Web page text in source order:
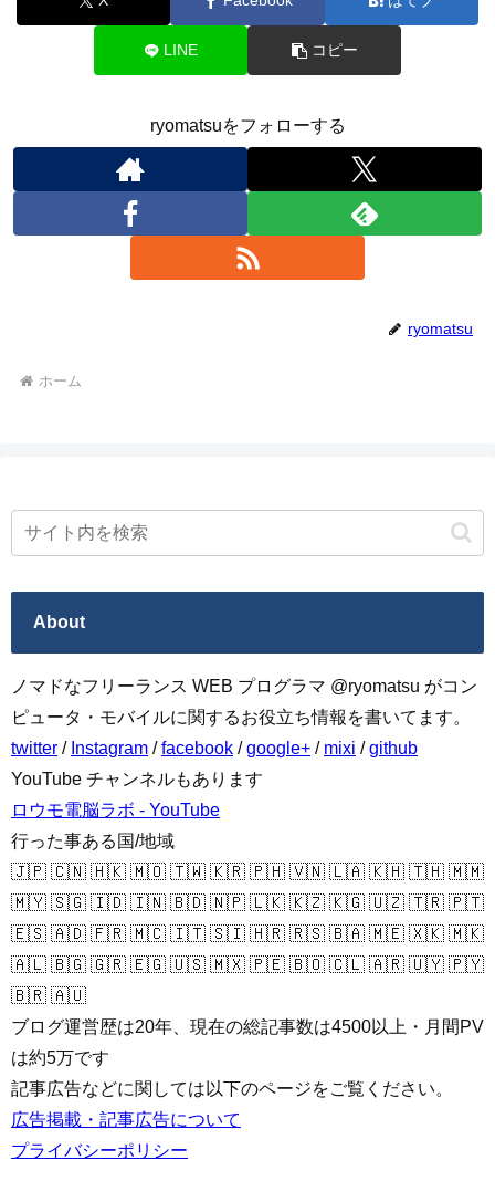
LINE コピー
ryomatsuをフォローする
ryomatsu
ホーム
About
ノマドなフリーランス WEB プログラマ @ryomatsu がコン
ピュータ・モバイルに関するお役立ち情報を書いてます。
twitter / Instagram /facebook /google+ / mixi /github
YouTube チャンネルもあります
ロウモ電脳ラボ - YouTube
行った事ある国/地域
🇯🇵 🇨🇳 🇭🇰 🇲🇴 🇹🇼 🇰🇷 🇵🇭 🇻🇳 🇱🇦 🇰🇭 🇹🇭 🇲🇲
🇲🇾 🇸🇬 🇮🇩 🇮🇳 🇧🇩 🇳🇵 🇱🇰 🇰🇿 🇰🇬 🇺🇿 🇹🇷 🇵🇹
🇪🇸 🇦🇩 🇫🇷 🇲🇨 🇮🇹 🇸🇮 🇭🇷 🇷🇸 🇧🇦 🇲🇪 🇽🇰 🇲🇰
🇦🇱 🇧🇬 🇬🇷 🇪🇬 🇺🇸 🇲🇽 🇵🇪 🇧🇴 🇨🇱 🇦🇷 🇺🇾 🇵🇾
🇧🇷 🇦🇺
ブログ運営歴は20年、現在の総記事数は4500以上・月間PV
は約5万です
記事広告などに関しては以下のページをご覧ください。
広告掲載・記事広告について
プライバシーポリシー